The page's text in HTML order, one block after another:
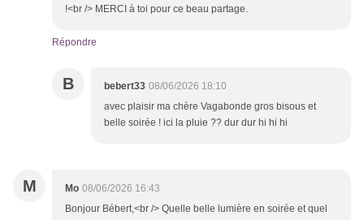
!<br /> MERCI à toi pour ce beau partage.
Répondre
B bebert33 08/06/2026 18:10
avec plaisir ma chère Vagabonde gros bisous et
belle soirée ! ici la pluie ?? dur dur hi hi hi
M Mo 08/06/2026 16:43
Bonjour Bébert,<br /> Quelle belle lumière en soirée et quel